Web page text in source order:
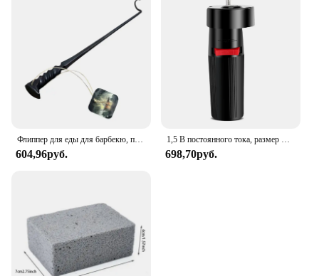
Флиппер для еды для барбекю, портативный откидной крючок для мяса для стейка, можно повесить на открытом воздухе, откидной крючок для стейка из нержавеющей стали для барбекю
604,96руб.
1,5 В постоянного тока, размер D, питание от батареи, твердый гриль для барбекю, вращающийся двигатель, кронштейн для жарки барбекю, аксессуар
698,70руб.